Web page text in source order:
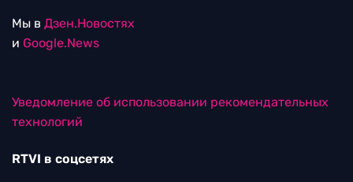
Мы в Дзен.Новостях
и Google.News
Уведомление об использовании рекомендательных
технологий
RTVI в соцсетях